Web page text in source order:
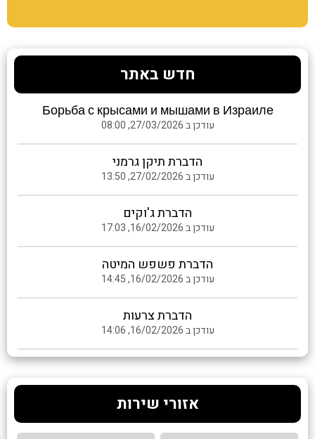
חדש באתר
Борьба с крысами и мышами в Израиле
עודכן ב 27/03/2026, 08:00
הדברת תיקן גרמני
עודכן ב 27/02/2026, 13:50
הדברת ג'וקים
עודכן ב 16/02/2026, 17:03
הדברת פשפש המיטה
עודכן ב 16/02/2026, 14:45
הדברת צרעות
עודכן ב 16/02/2026, 14:06
אזורי שירות